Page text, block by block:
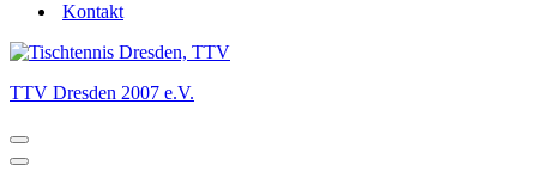
Kontakt
TTV Dresden 2007 e.V.
Navigationsmenü
Navigationsmenü